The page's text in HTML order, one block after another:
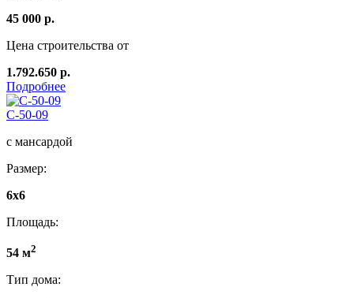
45 000 р.
Цена строительства от
1.792.650 р.
Подробнее
C-50-09
с мансардой
Размер:
6x6
Площадь:
54 м2
Тип дома: